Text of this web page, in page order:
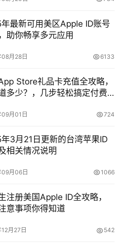
最新可用美区Apple ID账号
助你畅享多元应用
月28日 6133
Store礼品卡充值全攻略，
多少？，几步轻松搞定付费
月01日 724
3月21日更新的台湾苹果ID
相关情况说明
月06日 1066
注册美国Apple ID全攻略，
意事项你得知道
月27日 542